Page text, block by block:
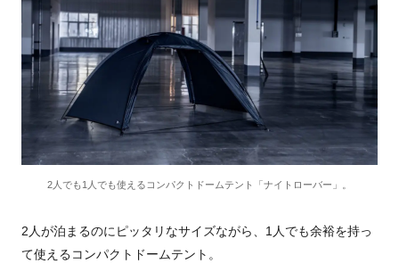
2人でも1人でも使えるコンパクトドームテント「ナイトローバー」。
2人が泊まるのにピッタリなサイズながら、1人でも余裕を持っ
て使えるコンパクトドームテント。